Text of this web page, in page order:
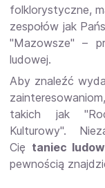
folklorystyczne,
zespołów jak
"Mazowsze" –
ludowej.
Aby znaleźć
takich jak
Kulturowy".
Cię taniec
pewnością